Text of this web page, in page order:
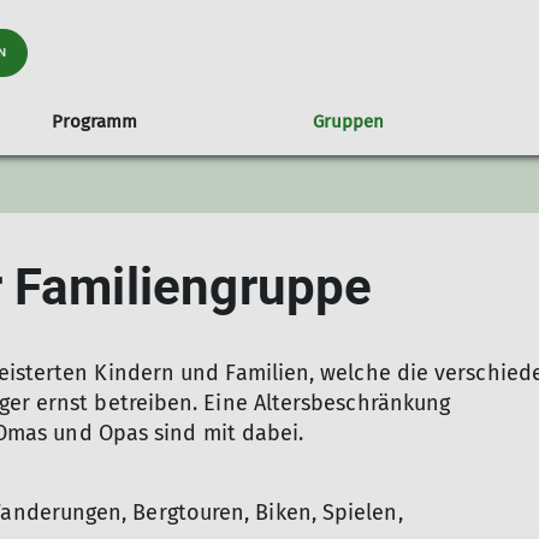
ASS
Hütten
Rämsenberg
Programm
Tourenübersicht
Ski
Schneeschuh und Langlauf
Klettern
Klettersteige
Wanderung alpin
Gruppen
Familiengruppe Klettertreffs
und Anfahrt Routenbau
Kindern und Familien, welche die
ernst betreiben. Eine Altersbeschränkung
und Opas sind mit dabei.
Bergtouren, Biken, Spielen,